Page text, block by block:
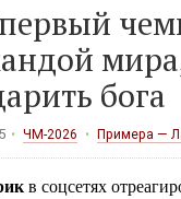
бога
ЧМ-2026 Примера —
в соцсетях